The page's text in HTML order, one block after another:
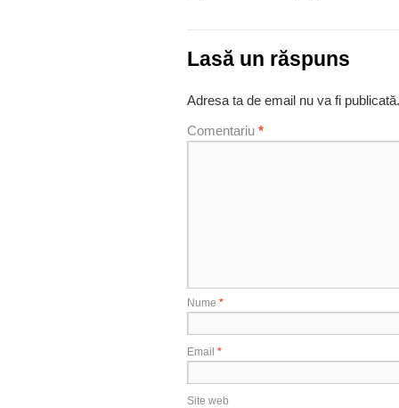
Lasă un răspuns
Adresa ta de email nu va fi publicată.
Comentariu *
Nume *
Email *
Site web